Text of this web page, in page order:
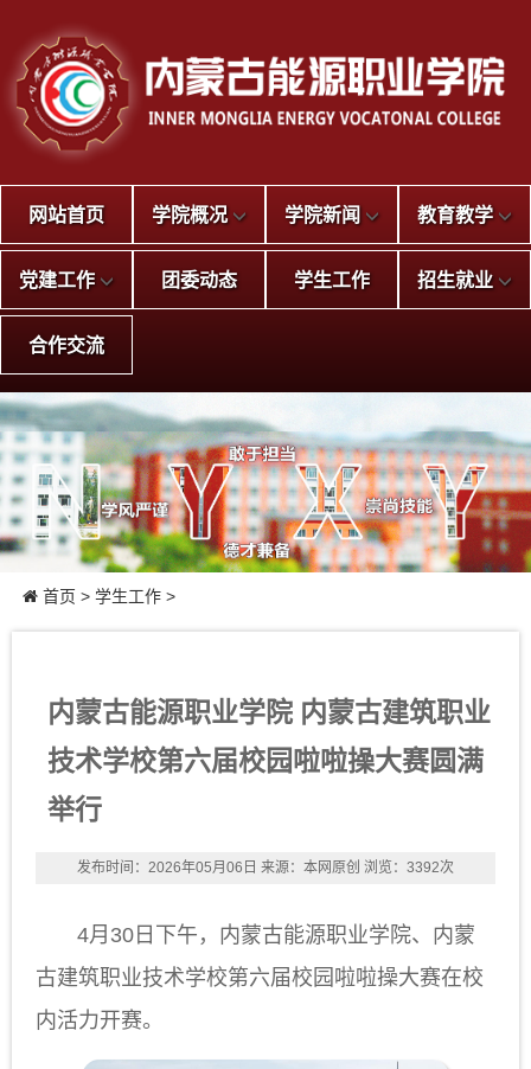
网站首页 学院概况 学院新闻 教育教学
党建工作 团委动态 学生工作 招生就业
合作交流
首页 > 学生工作 >
内蒙古能源职业学院 内蒙古建筑职业
技术学校第六届校园啦啦操大赛圆满
举行
发布时间：2026年05月06日 来源：本网原创 浏览：3392次
4月30日下午，内蒙古能源职业学院、内蒙
古建筑职业技术学校第六届校园啦啦操大赛在校
内活力开赛。